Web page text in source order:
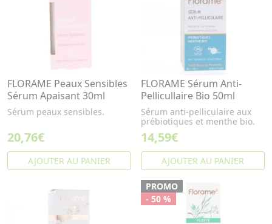
FLORAME Peaux Sensibles
Sérum Apaisant 30ml
Sérum peaux sensibles.
20,76€
AJOUTER AU PANIER
FLORAME Sérum Anti-
Pellicullaire Bio 50ml
Sérum anti-pelliculaire aux
prébiotiques et menthe bio.
14,59€
AJOUTER AU PANIER
PROMO
- 50 %